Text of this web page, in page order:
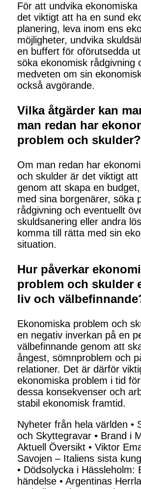
För att undvika ekonomiska
det viktigt att ha en sund
planering, leva inom ens
möjligheter, undvika
en buffert för oförutsedda
söka ekonomisk rådgivning
medveten om sin
också avgörande.
Vilka åtgärder kan
man redan har
problem och skulder?
Om man redan har
och skulder är det viktigt
genom att skapa en
med sina borgenärer, söka
rådgivning och eventuellt
skuldsanering eller andra
komma till rätta med sin
situation.
Hur påverkar
problem och skulder
liv och
Ekonomiska problem och
en negativ inverkan på en
välbefinnande genom att
ångest, sömnproblem och
relationer. Det är därför
ekonomiska problem i tid
dessa konsekvenser och
stabil ekonomisk framtid.
Nyheter från hela världen •
och Skyttegravar • Brand i
Aktuell Översikt • Viktor
Savojen – Italiens sista
• Dödsolycka i Hässleholm:
händelse • Argentinas